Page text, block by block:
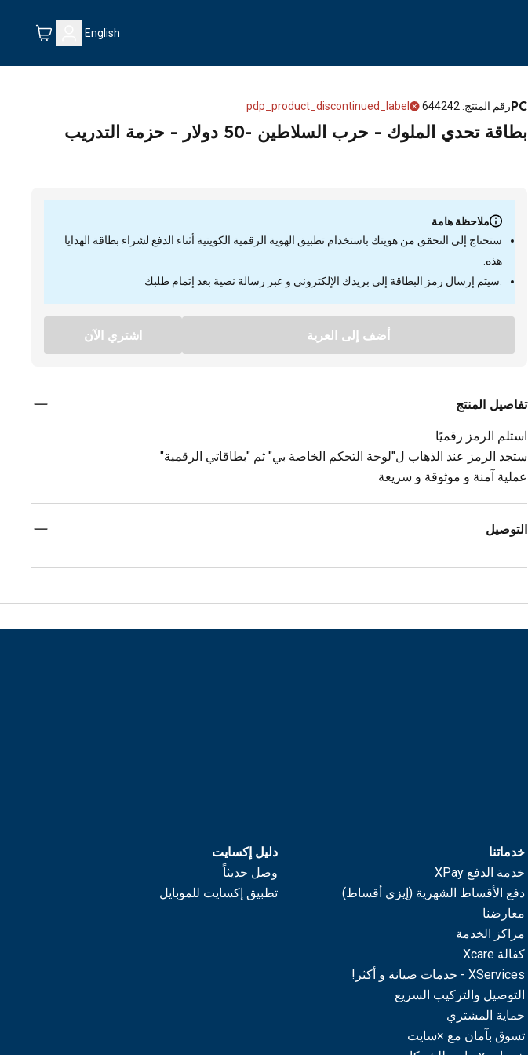
English
PCرقم المنتج:
644242
pdp_product_discontinued_label
بطاقة تحدي الملوك - حرب السلاطين -50 دولار - حزمة التدريب
ملاحظة هامة
ستحتاج إلى التحقق من هويتك باستخدام تطبيق الهوية الرقمية الكويتية أثناء الدفع لشراء بطاقة الهدايا
هذه.
.سيتم إرسال رمز البطاقة إلى بريدك الإلكتروني و عبر رسالة نصية بعد إتمام طلبك
أضف إلى العربة اشتري الآن
تفاصيل المنتج
استلم الرمز رقميًا
ستجد الرمز عند الذهاب ل"لوحة التحكم الخاصة بي" ثم "بطاقاتي الرقمية"
عملية آمنة و موثوقة و سريعة
التوصيل
خدماتنا
خدمة الدفع XPay
دفع الأقساط الشهرية (إيزي أقساط)
معارضنا
مراكز الخدمة
كفالة Xcare
XServices - خدمات صيانة و أكثر!
التوصيل والتركيب السريع
حماية المشتري
تسوق بآمان مع ×سايت
دليل إكسايت
وصل حديثاً
تطبيق إكسايت للموبايل